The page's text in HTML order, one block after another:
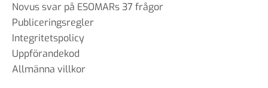
Novus svar på ESOMARs 37 frågor
Publiceringsregler
Integritetspolicy
Uppförandekod
Allmänna villkor